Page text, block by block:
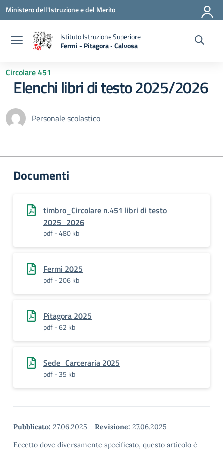
Vai ai contenuti
Vai al menu di navigazione
Vai al footer
Ministero dell'Istruzione e del Merito
Istituto Istruzione Superiore
Fermi - Pitagora - Calvosa
— Visita la pagina iniziale della scuola
Circolare 451
Elenchi libri di testo 2025/2026
Personale scolastico
Documenti
timbro_Circolare n.451 libri di testo
2025_2026
pdf - 480 kb
Fermi 2025
pdf - 206 kb
Pitagora 2025
pdf - 62 kb
Sede_Carceraria 2025
pdf - 35 kb
Pubblicato: 27.06.2025 - Revisione: 27.06.2025
Eccetto dove diversamente specificato, questo articolo è